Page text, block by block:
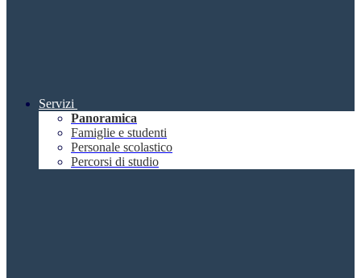
Servizi
Panoramica
Famiglie e studenti
Personale scolastico
Percorsi di studio